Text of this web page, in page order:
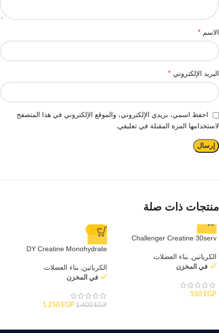
الاسم *
البريد الإلكتروني *
احفظ اسمي، بريدي الإلكتروني، والموقع الإلكتروني في هذا المتصفح
لاستخدامها المرة المقبلة في تعليقي.
منتجات ذات صلة
Challenger Creatine 30serv
الكرياتين, بناء العضلات
في المخزن
550 EGP
-11%
DY Creatine Monohydrate
الكرياتين, بناء العضلات
في المخزن
1.400EGP
1.250 EGP